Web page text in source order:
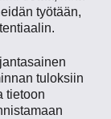
työtään,
tuloksiin
tietoon